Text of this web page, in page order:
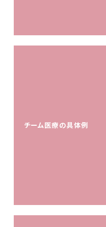
チーム医療の具体例